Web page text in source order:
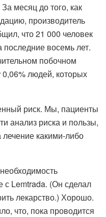
месяц до того, как
производитель
что 21 000 человек
восемь лет.
побочном
людей, которых
риск. Мы, пациенты
анализ риска и пользы,
какими-либо
с Lemtrada. (Он сделал
лекарство.) Хорошо.
что, пока проводится